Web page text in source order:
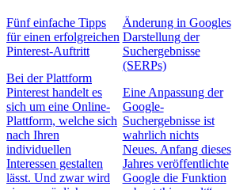
Fünf einfache Tipps
für einen erfolgreichen
Pinterest-Auftritt
Bei der Plattform
Pinterest handelt es
sich um eine Online-
Plattform, welche sich
nach Ihren
individuellen
Interessen gestalten
lässt. Und zwar wird
Änderung in Googles
Darstellung der
Suchergebnisse
(SERPs)
Eine Anpassung der
Google-
Suchergebnisse ist
wahrlich nichts
Neues. Anfang dieses
Jahres veröffentlichte
Google die Funktion